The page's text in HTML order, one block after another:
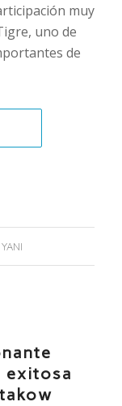
muy
uno de
de
YANI
exitosa